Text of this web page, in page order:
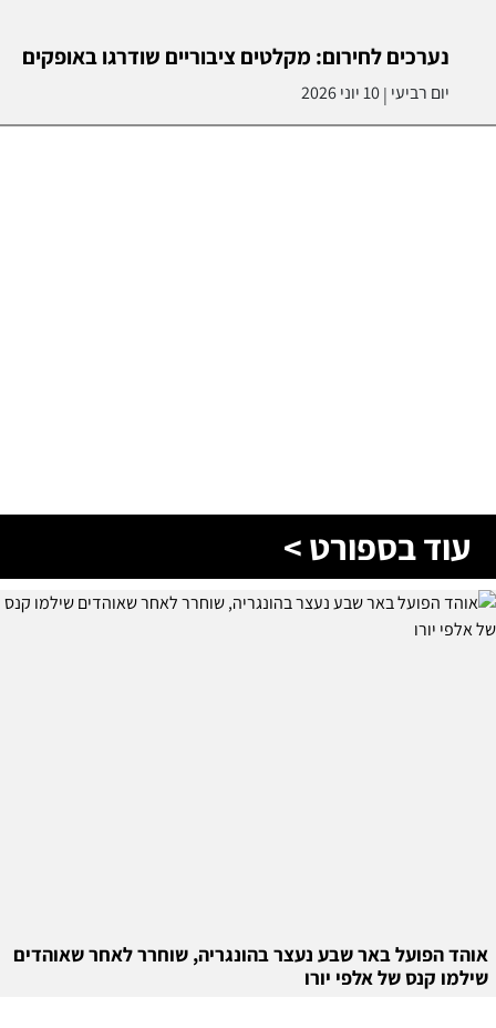
נערכים לחירום: מקלטים ציבוריים שודרגו באופקים
יום רביעי |10 יוני 2026
עוד בספורט >
אוהד הפועל באר שבע נעצר בהונגריה, שוחרר לאחר שאוהדים
שילמו קנס של אלפי יורו